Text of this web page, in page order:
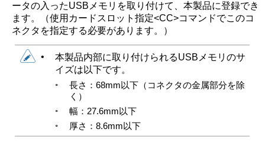
ータの入ったUSBメモリを取り付けて、本製品に登録でき
ます。（使用カードスロット指定<CC>コマンドでこのコ
ネクタを指定する必要があります。）
•
本製品内部に取り付けられるUSBメモリのサ
イズは以下です。
◦
長さ：68mm以下（コネクタの金属部分を除
く）
◦
幅：27.6mm以下
◦
厚さ：8.6mm以下